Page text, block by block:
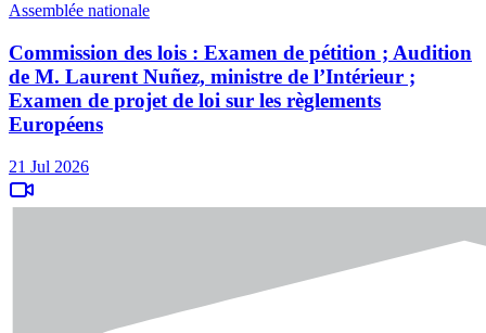
Assemblée nationale
Commission des lois : Examen de pétition ; Audition
de M. Laurent Nuñez, ministre de l’Intérieur ;
Examen de projet de loi sur les règlements
Européens
21 Jul 2026